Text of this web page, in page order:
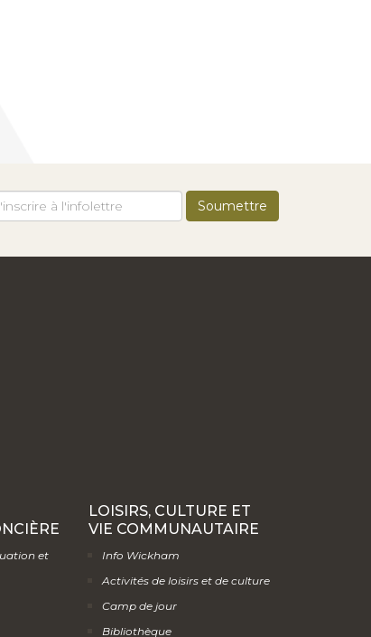
et
LOISIRS, CULTURE ET
VIE COMMUNAUTAIRE
Info Wickham
Activités de loisirs et de culture
Camp de jour
Bibliothèque